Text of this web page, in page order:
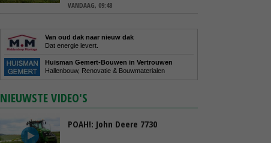
VANDAAG, 09:48
Van oud dak naar nieuw dak
Dat energie levert.
Huisman Gemert-Bouwen in Vertrouwen
Hallenbouw, Renovatie & Bouwmaterialen
NIEUWSTE VIDEO'S
POAH!: John Deere 7730